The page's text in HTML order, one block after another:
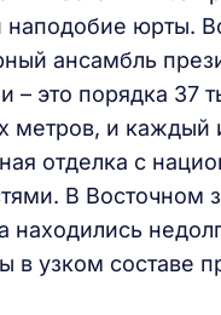
наподобие юрты.
ансамбль
– это порядка 37
метров, и каждый
отделка с
В Восточном
находились
в узком составе